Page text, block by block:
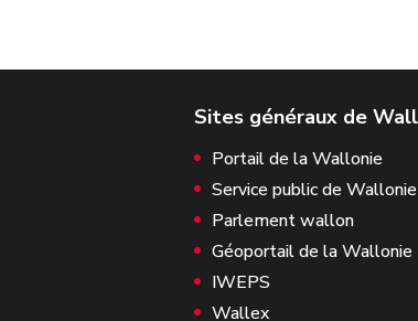
Portail de la Wallonie
Service public de Wallonie
Parlement wallon
Géoportail de la Wallonie
IWEPS
Wallex